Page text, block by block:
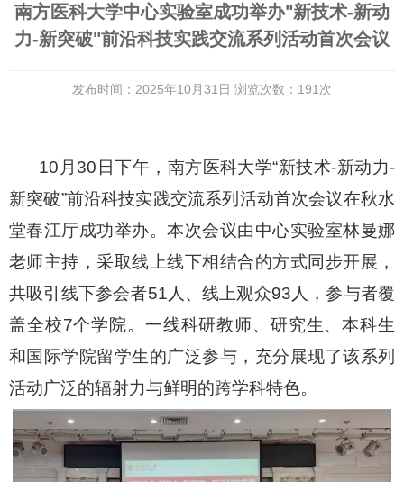
南方医科大学中心实验室成功举办"新技术-新动
力-新突破"前沿科技实践交流系列活动首次会议
发布时间：2025年10月31日 浏览次数： 191 次
10 月30 日下午，南方医科大学“新技术-新动力-
新突破”前沿科技实践交流系列活动首次会议在秋水
堂春江厅成功举办。本次会议由中心实验室林曼娜
老师主持，采取线上线下相结合的方式同步开展，
共吸引线下参会者51 人、线上观众93 人，参与者覆
盖全校7个学院。一线科研教师、研究生、本科生
和国际学院留学生的广泛参与，充分展现了该系列
活动广泛的辐射力与鲜明的跨学科特色。